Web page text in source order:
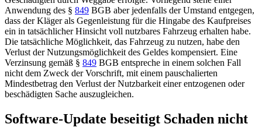
Anwendung des § 849 BGB aber jedenfalls der Umstand entgegen,
dass der Kläger als Gegenleistung für die Hingabe des Kaufpreises
ein in tatsächlicher Hinsicht voll nutzbares Fahrzeug erhalten habe.
Die tatsächliche Möglichkeit, das Fahrzeug zu nutzen, habe den
Verlust der Nutzungsmöglichkeit des Geldes kompensiert. Eine
Verzinsung gemäß § 849 BGB entspreche in einem solchen Fall
nicht dem Zweck der Vorschrift, mit einem pauschalierten
Mindestbetrag den Verlust der Nutzbarkeit einer entzogenen oder
beschädigten Sache auszugleichen.
Software-Update beseitigt Schaden nicht